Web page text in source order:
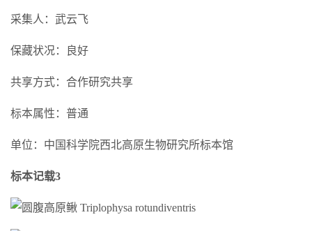
采集人：武云飞
保藏状况：良好
共享方式：合作研究共享
标本属性：普通
单位：中国科学院西北高原生物研究所标本馆
标本记载3